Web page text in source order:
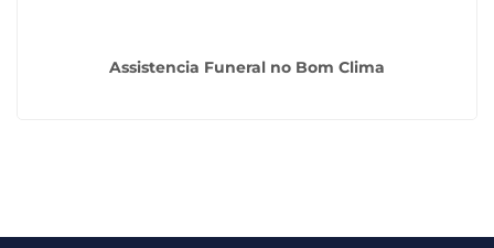
Assistencia Funeral no Bom Clima